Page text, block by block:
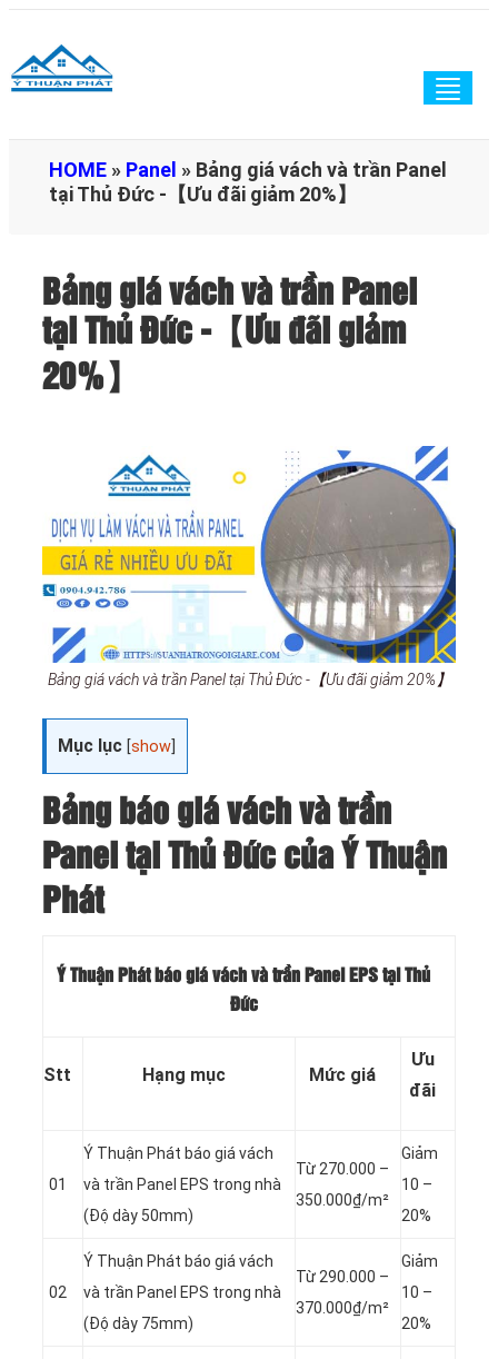
HOME » Panel » Bảng giá vách và trần Panel
tại Thủ Đức -【Ưu đãi giảm 20%】
Bảng giá vách và trần Panel
tại Thủ Đức -【Ưu đãi giảm
20%】
Bảng giá vách và trần Panel tại Thủ Đức -【Ưu đãi giảm 20%】
Mục lục [show
Bảng báo giá vách và trần
Panel tại Thủ Đức của Ý Thuận
Phát
Ý Thuận Phát báo giá vách và trần Panel EPS tại Thủ
Đức
Stt Hạng mục Mức giá
Ưu
đãi
01
Ý Thuận Phát báo giá vách
và trần Panel EPS trong nhà
(Độ dày 50mm)
Từ 270.000 –
350.000₫/m²
Giảm
10 –
20%
02
Ý Thuận Phát báo giá vách
và trần Panel EPS trong nhà
(Độ dày 75mm)
Từ 290.000 –
370.000₫/m²
Giảm
10 –
20%